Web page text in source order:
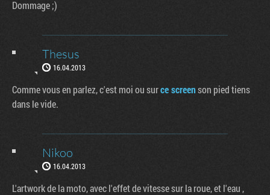
Dommage ;)
Thesus
16.04.2013
Comme vous en parlez, c'est moi ou surce screenson pied tiens
dans le vide.
Nikoo
16.04.2013
L'artwork de la moto, avec l'effet de vitesse sur la roue, et l'eau ,